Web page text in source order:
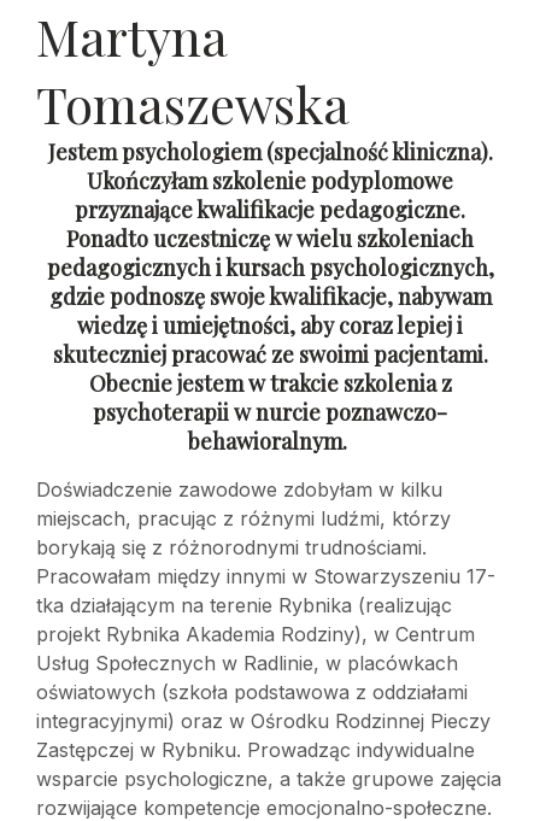
Martyna
Tomaszewska
Jestem psychologiem (specjalność kliniczna).
Ukończyłam szkolenie podyplomowe
przyznające kwalifikacje pedagogiczne.
Ponadto uczestniczę w wielu szkoleniach
pedagogicznych i kursach psychologicznych,
gdzie podnoszę swoje kwalifikacje, nabywam
wiedzę i umiejętności, aby coraz lepiej i
skuteczniej pracować ze swoimi pacjentami.
Obecnie jestem w trakcie szkolenia z
psychoterapii w nurcie poznawczo-
behawioralnym.
Doświadczenie zawodowe zdobyłam w kilku
miejscach, pracując z różnymi ludźmi, którzy
borykają się z różnorodnymi trudnościami.
Pracowałam między innymi w Stowarzyszeniu 17-
tka działającym na terenie Rybnika (realizując
projekt Rybnika Akademia Rodziny), w Centrum
Usług Społecznych w Radlinie, w placówkach
oświatowych (szkoła podstawowa z oddziałami
integracyjnymi) oraz w Ośrodku Rodzinnej Pieczy
Zastępczej w Rybniku. Prowadząc indywidualne
wsparcie psychologiczne, a także grupowe zajęcia
rozwijające kompetencje emocjonalno-społeczne.